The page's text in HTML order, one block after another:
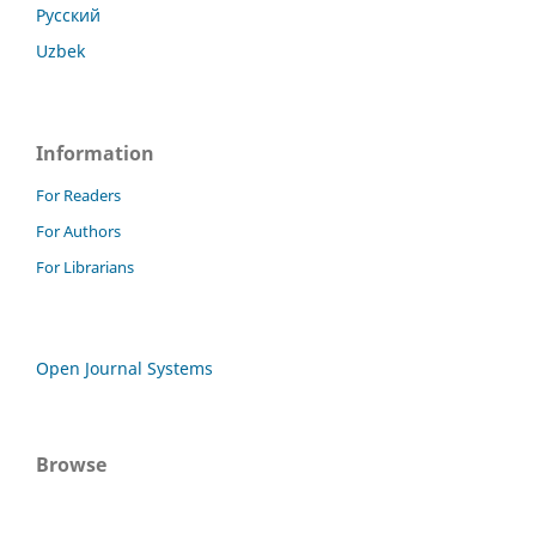
Русский
Uzbek
Information
For Readers
For Authors
For Librarians
Open Journal Systems
Browse